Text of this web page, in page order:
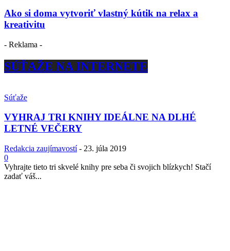
Ako si doma vytvoriť vlastný kútik na relax a
kreativitu
- Reklama -
SÚŤAŽE NA INTERNETE
Súťaže
VYHRAJ TRI KNIHY IDEÁLNE NA DLHÉ
LETNÉ VEČERY
Redakcia zaujímavostí - 23. júla 2019
0
Vyhrajte tieto tri skvelé knihy pre seba či svojich blízkych! Stačí
zadať váš...